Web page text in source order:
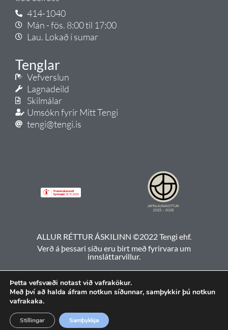
414-1040
Mán - fös. 8:00 til 17:00
Lau. Lokað í sumar
Tenglar
Vefverslun
Lagnadeild
Skilmálar
Umsókn fyrir Mitt Tengi
tengi@tengi.is
ALLUR RÉTTUR ÁSKILINN ©2022 Tengi ehf.
Verð á þessari síðu eru birt með fyrirvara um
innsláttarvillur.
Þetta vefsvæði notast við vafrakökur.
Með því að halda áfram notkun síðunnar, samþykkir þú notkun
vafrakaka.
Samþykkja
Stillingar